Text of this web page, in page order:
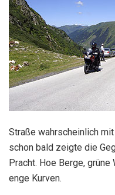
Straße wahrscheinlich
schon bald zeigte die
Pracht. Hoe Berge,
enge Kurven.